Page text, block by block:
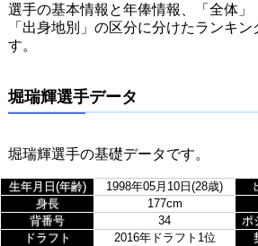
選手の基本情報と年俸情報、「全体」
「出身地別」の区分に分けたランキン
す。
堀瑞輝選手データ
堀瑞輝選手の基礎データです。
生年月日(年齢) 1998年05月10日(28歳)
身長
177cm
背番号
34 ポ
ドラフト
2016年ドラフト1位